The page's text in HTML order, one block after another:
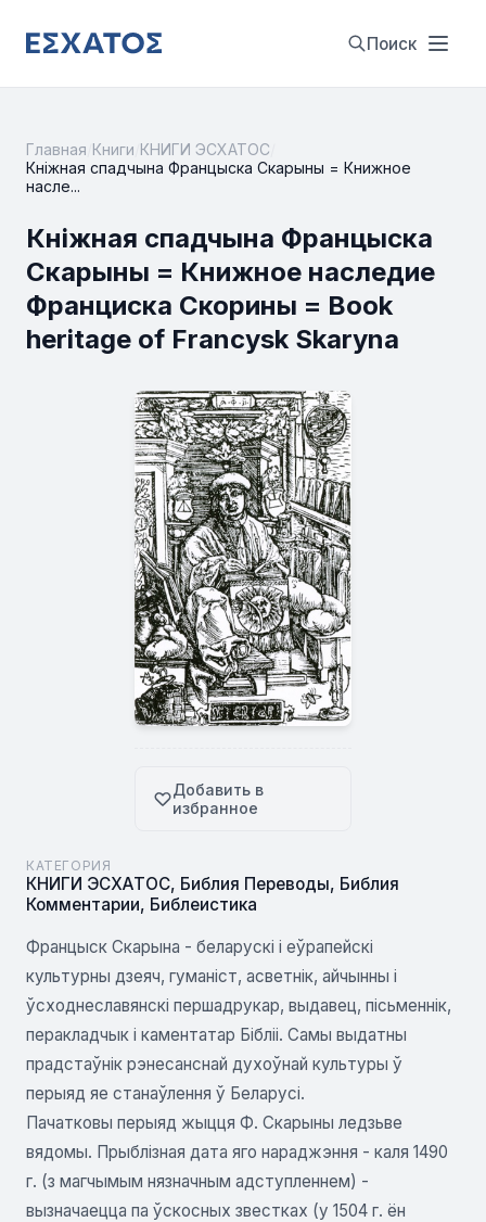
Поиск
Главная Книги КНИГИ ЭСХАТОС
Кніжная спадчына Францыска Скарыны = Книжное
насле...
Кніжная спадчына Францыска
Скарыны = Книжное наследие
Франциска Скорины = Book
heritage of Francysk Skaryna
Добавить в
избранное
КАТЕГОРИЯ
КНИГИ ЭСХАТОС, Библия Переводы, Библия
Комментарии, Библеистика
Францыск Скарына - беларускі і еўрапейскі
культурны дзеяч, гуманіст, асветнік, айчынны і
ўсходнеславянскі першадрукар, выдавец, пісьменнік,
перакладчык і каментатар Бібліі. Самы выдатны
прадстаўнік рэнесанснай духоўнай культуры ў
перыяд яе станаўлення ў Беларусі.
Пачатковы перыяд жыцця Ф. Скарыны ледзьве
вядомы. Прыблізная дата яго нараджэння - каля 1490
г. (з магчымым нязначным адступленнем) -
вызначаецца па ўскосных звестках (у 1504 г. ён